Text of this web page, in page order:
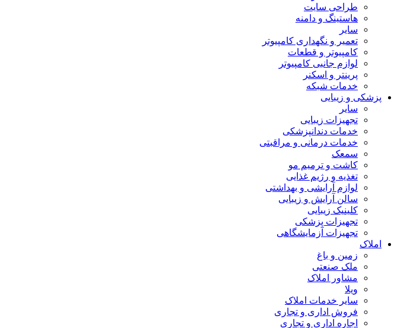
طراحی سایت
هاستینگ و دامنه
سایر
تعمیر و نگهداری کامپیوتر
کامپیوتر و قطعات
لوازم جانبی کامپیوتر
پرینتر و اسکنر
خدمات شبکه
پزشکی و زیبایی
سایر
تجهیزات زیبایی
خدمات دندانپزشکی
خدمات درمانی و مراقبتی
سمعک
کاشت و ترمیم مو
تغذیه و رژیم غذایی
لوازم آرایشی و بهداشتی
سالن آرایش و زیبایی
کلینیک زیبایی
تجهیزات پزشکی
تجهیزات آزمایشگاهی
املاک
زمین و باغ
ملک صنعتی
مشاور املاک
ویلا
سایر خدمات املاک
فروش اداری و تجاری
اجاره اداری و تجاری